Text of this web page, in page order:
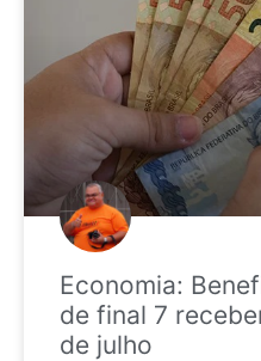
Economia:
de final 7
de julho